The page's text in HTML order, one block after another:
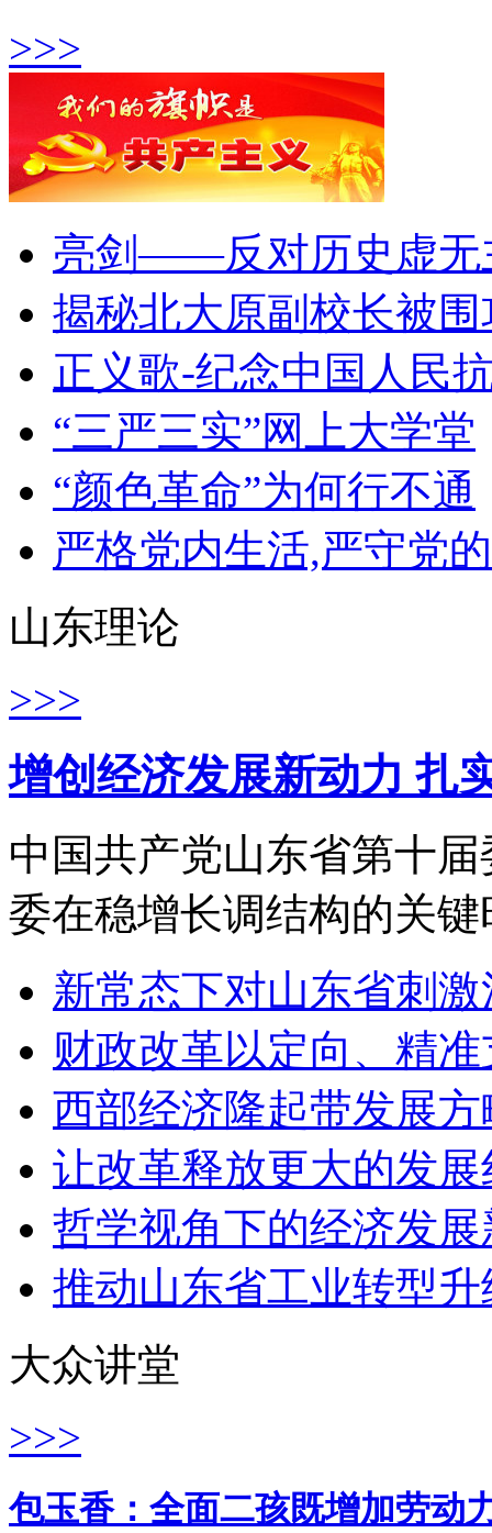
>>>
亮剑——反对历史虚无
揭秘北大原副校长被
正义歌-纪念中国人民
“三严三实”网上大学堂
“颜色革命”为何行不通
严格党内生活,严守党
山东理论
>>>
增创经济发展新动力 扎
中国共产党山东省第十
委在稳增长调结构的关
新常态下对山东省刺
财政改革以定向、精
西部经济隆起带发展
让改革释放更大的发展
哲学视角下的经济发
推动山东省工业转型
大众讲堂
>>>
包玉香：全面二孩既增加劳动